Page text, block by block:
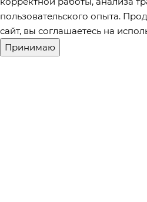
пользовательского опыта.
сайт, вы соглашаетесь на
Принимаю